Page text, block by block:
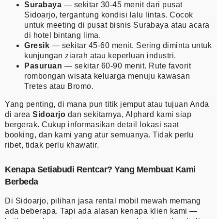
Surabaya — sekitar 30-45 menit dari pusat
Sidoarjo, tergantung kondisi lalu lintas. Cocok
untuk meeting di pusat bisnis Surabaya atau acara
di hotel bintang lima.
Gresik — sekitar 45-60 menit. Sering diminta untuk
kunjungan ziarah atau keperluan industri.
Pasuruan — sekitar 60-90 menit. Rute favorit
rombongan wisata keluarga menuju kawasan
Tretes atau Bromo.
Yang penting, di mana pun titik jemput atau tujuan Anda
di area Sidoarjo dan sekitarnya, Alphard kami siap
bergerak. Cukup informasikan detail lokasi saat
booking, dan kami yang atur semuanya. Tidak perlu
ribet, tidak perlu khawatir.
Kenapa Setiabudi Rentcar? Yang Membuat Kami
Berbeda
Di Sidoarjo, pilihan jasa rental mobil mewah memang
ada beberapa. Tapi ada alasan kenapa klien kami —